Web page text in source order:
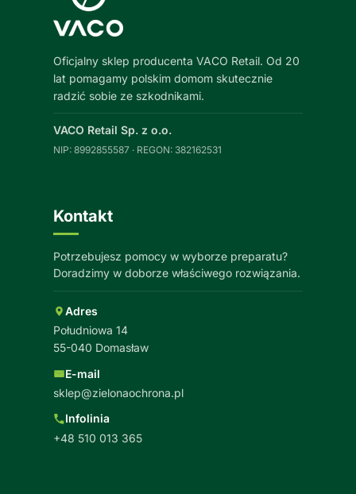
Oficjalny sklep producenta VACO Retail. Od 20
lat pomagamy polskim domom skutecznie
radzić sobie ze szkodnikami.
VACO Retail Sp. z o.o.
NIP: 8992855587 · REGON: 382162531
Kontakt
Potrzebujesz pomocy w wyborze preparatu?
Doradzimy w doborze właściwego rozwiązania.
Adres
Południowa 14
55-040 Domasław
E-mail
sklep@zielonaochrona.pl
Infolinia
+48 510 013 365